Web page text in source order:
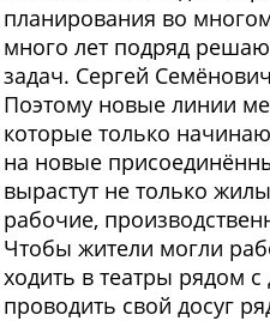
планирования во
много лет подряд
задач. Сергей
Поэтому новые линии
которые только
на новые
вырастут не только
рабочие,
Чтобы жители могли
ходить в театры рядом
проводить свой досуг